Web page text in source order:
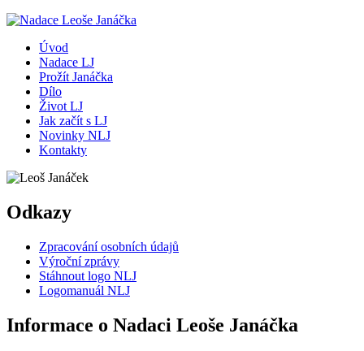
Úvod
Nadace LJ
Prožít Janáčka
Dílo
Život LJ
Jak začít s LJ
Novinky NLJ
Kontakty
Odkazy
Zpracování osobních údajů
Výroční zprávy
Stáhnout logo NLJ
Logomanuál NLJ
Informace o Nadaci Leoše Janáčka